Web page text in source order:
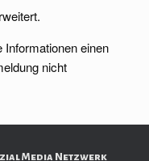
einen
nicht
Media Netzwerk